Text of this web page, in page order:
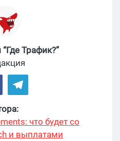
Трафик?”
что будет со
и выплатами